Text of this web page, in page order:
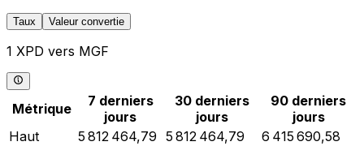
Taux Valeur convertie
1 XPD vers MGF
Métrique
7 derniers
jours
30 derniers
jours
90 derniers
jours
Haut
5 812 464,79 5 812 464,79
6 415 690,58